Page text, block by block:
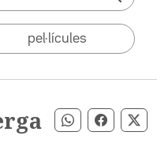
pel·lícules
Compartir